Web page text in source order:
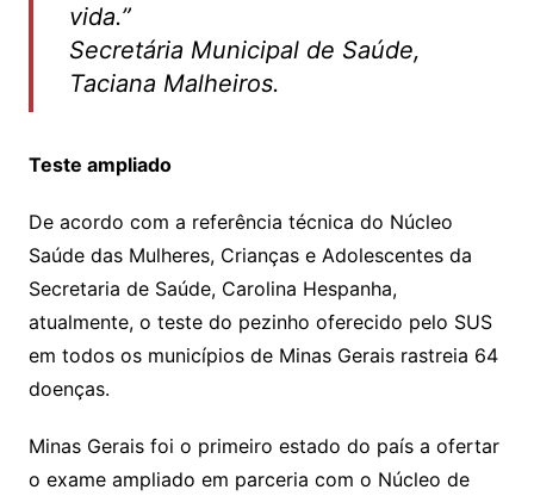
vida.”
Secretária Municipal de Saúde,
Taciana Malheiros.
Teste ampliado
De acordo com a referência técnica do Núcleo
Saúde das Mulheres, Crianças e Adolescentes da
Secretaria de Saúde, Carolina Hespanha,
atualmente, o teste do pezinho oferecido pelo SUS
em todos os municípios de Minas Gerais rastreia 64
doenças.
Minas Gerais foi o primeiro estado do país a ofertar
o exame ampliado em parceria com o Núcleo de